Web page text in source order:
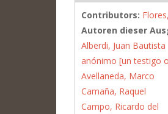
Contributors:
Autoren dieser
Alberdi, Juan Bautista
anónimo [un testigo
Avellaneda, Marco
Camaña, Raquel
Campo, Ricardo del